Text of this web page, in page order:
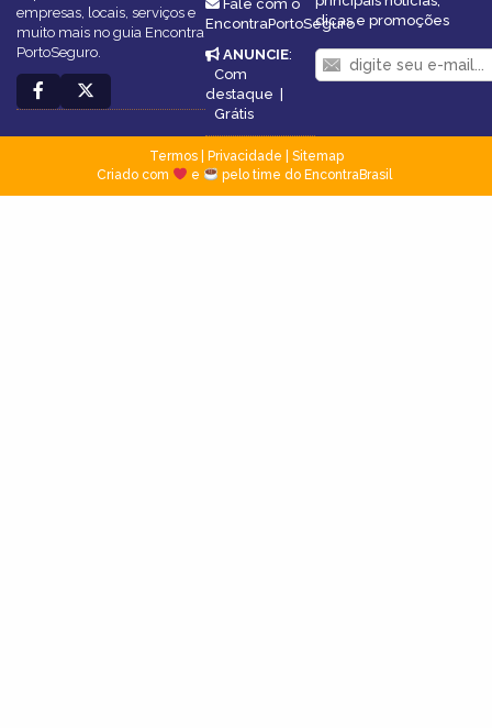
empresas, locais, serviços e
muito mais no guia Encontra
PortoSeguro.
Fale com o
EncontraPortoSeguro
ANUNCIE:
Com
destaque
Grátis
dicas e promoções
Termos| Privacidade
Sitemap
Criado com
e pelo time do EncontraBrasil